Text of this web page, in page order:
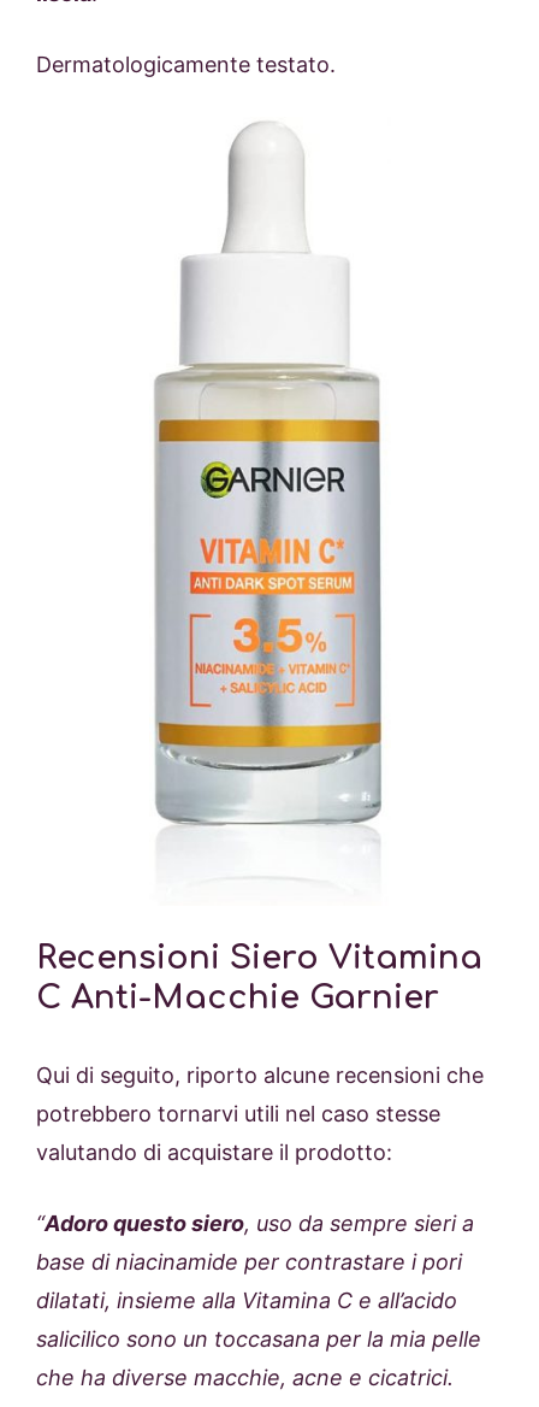
Dermatologicamente testato.
Recensioni Siero Vitamina
C Anti-Macchie Garnier
Qui di seguito, riporto alcune recensioni che
potrebbero tornarvi utili nel caso stesse
valutando di acquistare il prodotto:
“Adoro questo siero, uso da sempre sieri a
base di niacinamide per contrastare i pori
dilatati, insieme alla Vitamina C e all’acido
salicilico sono un toccasana per la mia pelle
che ha diverse macchie, acne e cicatrici.